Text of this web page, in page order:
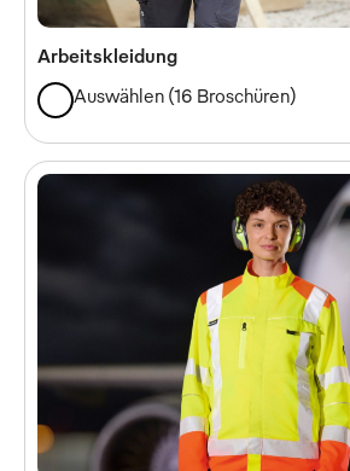
Arbeitskleidung
Auswählen (16 Broschüren)